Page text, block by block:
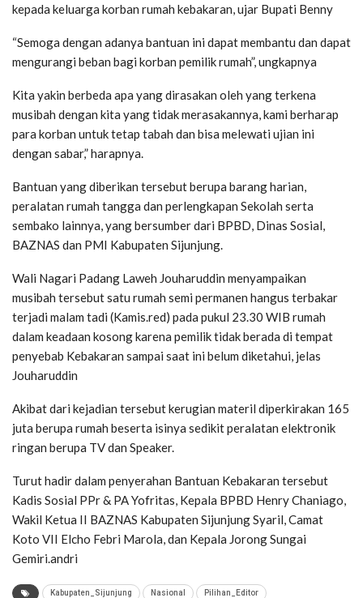
kepada keluarga korban rumah kebakaran, ujar Bupati Benny
“Semoga dengan adanya bantuan ini dapat membantu dan dapat
mengurangi beban bagi korban pemilik rumah”, ungkapnya
Kita yakin berbeda apa yang dirasakan oleh yang terkena
musibah dengan kita yang tidak merasakannya, kami berharap
para korban untuk tetap tabah dan bisa melewati ujian ini
dengan sabar,” harapnya.
Bantuan yang diberikan tersebut berupa barang harian,
peralatan rumah tangga dan perlengkapan Sekolah serta
sembako lainnya, yang bersumber dari BPBD, Dinas Sosial,
BAZNAS dan PMI Kabupaten Sijunjung.
Wali Nagari Padang Laweh Jouharuddin menyampaikan
musibah tersebut satu rumah semi permanen hangus terbakar
terjadi malam tadi (Kamis.red) pada pukul 23.30 WIB rumah
dalam keadaan kosong karena pemilik tidak berada di tempat
penyebab Kebakaran sampai saat ini belum diketahui, jelas
Jouharuddin
Akibat dari kejadian tersebut kerugian materil diperkirakan 165
juta berupa rumah beserta isinya sedikit peralatan elektronik
ringan berupa TV dan Speaker.
Turut hadir dalam penyerahan Bantuan Kebakaran tersebut
Kadis Sosial PPr & PA Yofritas, Kepala BPBD Henry Chaniago,
Wakil Ketua II BAZNAS Kabupaten Sijunjung Syaril, Camat
Koto VII Elcho Febri Marola, dan Kepala Jorong Sungai
Gemiri.andri
Kabupaten_Sijunjung Nasional Pilihan_Editor